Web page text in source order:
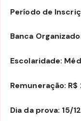
Período de
Banca
Escolaridade:
Remuneração:
Dia da prova: 15/